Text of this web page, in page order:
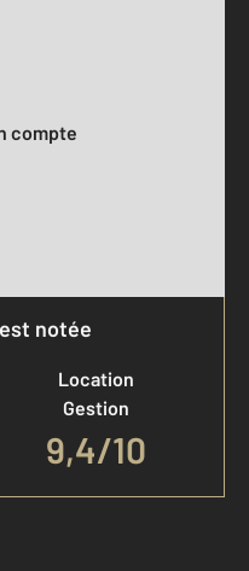
compte
notée
Location
Gestion
9,4/10